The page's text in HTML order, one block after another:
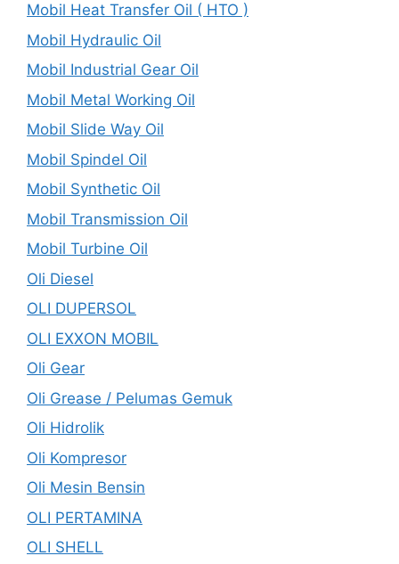
Mobil Heat Transfer Oil ( HTO )
Mobil Hydraulic Oil
Mobil Industrial Gear Oil
Mobil Metal Working Oil
Mobil Slide Way Oil
Mobil Spindel Oil
Mobil Synthetic Oil
Mobil Transmission Oil
Mobil Turbine Oil
Oli Diesel
OLI DUPERSOL
OLI EXXON MOBIL
Oli Gear
Oli Grease / Pelumas Gemuk
Oli Hidrolik
Oli Kompresor
Oli Mesin Bensin
OLI PERTAMINA
OLI SHELL